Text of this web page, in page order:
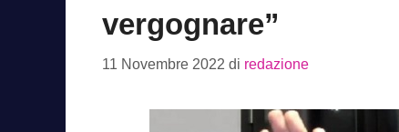
vergognare”
11 Novembre 2022 di redazione